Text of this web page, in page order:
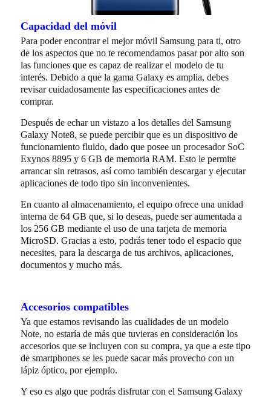
Capacidad del móvil
Para poder encontrar el mejor móvil Samsung para ti, otro
de los aspectos que no te recomendamos pasar por alto son
las funciones que es capaz de realizar el modelo de tu
interés. Debido a que la gama Galaxy es amplia, debes
revisar cuidadosamente las especificaciones antes de
comprar.
Después de echar un vistazo a los detalles del Samsung
Galaxy Note8, se puede percibir que es un dispositivo de
funcionamiento fluido, dado que posee un procesador SoC
Exynos 8895 y 6 GB de memoria RAM. Esto le permite
arrancar sin retrasos, así como también descargar y ejecutar
aplicaciones de todo tipo sin inconvenientes.
En cuanto al almacenamiento, el equipo ofrece una unidad
interna de 64 GB que, si lo deseas, puede ser aumentada a
los 256 GB mediante el uso de una tarjeta de memoria
MicroSD. Gracias a esto, podrás tener todo el espacio que
necesites, para la descarga de tus archivos, aplicaciones,
documentos y mucho más.
Accesorios compatibles
Ya que estamos revisando las cualidades de un modelo
Note, no estaría de más que tuvieras en consideración los
accesorios que se incluyen con su compra, ya que a este tipo
de smartphones se les puede sacar más provecho con un
lápiz óptico, por ejemplo.
Y eso es algo que podrás disfrutar con el Samsung Galaxy